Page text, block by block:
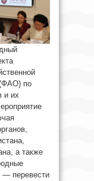
по
и их
а также
— перевести